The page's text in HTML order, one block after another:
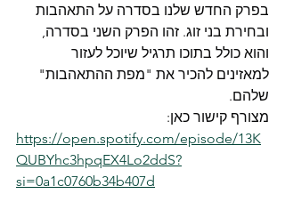
בפרק החדש שלנו בסדרה על התאהבות
ובחירת בני זוג. זהו הפרק השני בסדרה,
והוא כולל בתוכו תרגיל שיוכל לעזור
למאזינים להכיר את "מפת ההתאהבות"
שלהם.
מצורף קישור כאן:
https://open.spotify.com/episode/13K
QUBYhc3hpqEX4Lo2ddS?
si=0a1c0760b34b407d